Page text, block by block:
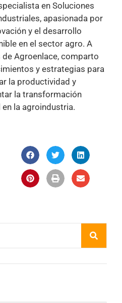
en Soluciones
apasionada por
y el desarrollo
en el sector agro. A
de Agroenlace, comparto
y estrategias para
la productividad y
la transformación
la agroindustria.